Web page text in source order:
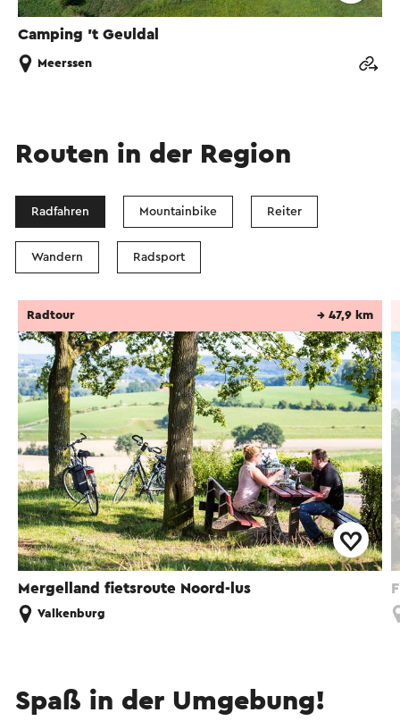
Camping 't Geuldal
Meerssen
Routen in der Region
Radfahren Mountainbike Reiter
Wandern Radsport
Mergelland fietsroute Noord-lus
Radtour → 47,9 km
Valkenburg
Spaß in der Umgebung!